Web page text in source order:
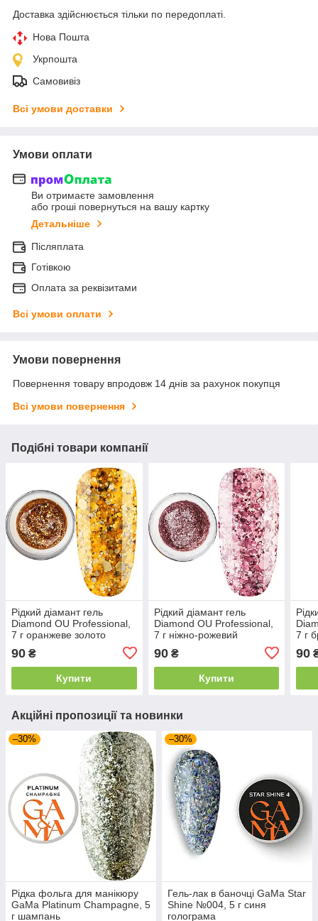
Доставка здійснюється тільки по передоплаті.
Нова Пошта
Укрпошта
Самовивіз
Всі умови доставки
Умови оплати
Ви отримаєте замовлення
або гроші повернуться на вашу картку
Детальніше
Післяплата
Готівкою
Оплата за реквізитами
Всі умови оплати
Умови повернення
Повернення товару впродовж 14 днів за рахунок покупця
Всі умови повернення
Подібні товари компанії
Рідкий діамант гель
Diamond OU Professional,
7 г оранжеве золото
90 ₴
Купити
Рідкий діамант гель
Diamond OU Professional,
7 г ніжно-рожевий
90₴
Купити
7 г
90
Акційні пропозиції та новинки
–30%
Рідка фольга для манікюру
GaMa Platinum Champagne, 5
г шампань
–30%
Гель-лак в баночці GaMa Star
Shine №004, 5 г синя
голограма